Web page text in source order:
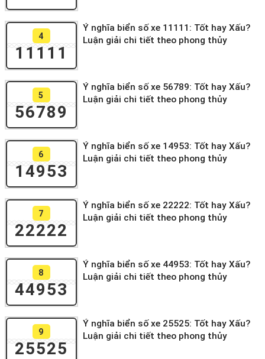
4
11111
Ý nghĩa biển số xe 11111: Tốt hay Xấu?
Luận giải chi tiết theo phong thủy
5
56789
Ý nghĩa biển số xe 56789: Tốt hay Xấu?
Luận giải chi tiết theo phong thủy
6
14953
Ý nghĩa biển số xe 14953: Tốt hay Xấu?
Luận giải chi tiết theo phong thủy
7
22222
Ý nghĩa biển số xe 22222: Tốt hay Xấu?
Luận giải chi tiết theo phong thủy
8
44953
Ý nghĩa biển số xe 44953: Tốt hay Xấu?
Luận giải chi tiết theo phong thủy
9
25525
Ý nghĩa biển số xe 25525: Tốt hay Xấu?
Luận giải chi tiết theo phong thủy